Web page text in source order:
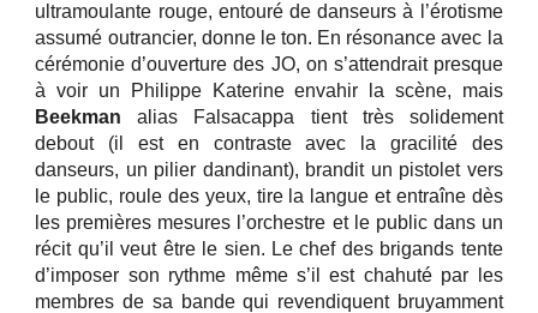
ultramoulante rouge, entouré de danseurs à l’érotisme
assumé outrancier, donne le ton. En résonance avec la
cérémonie d’ouverture des JO, on s’attendrait presque
à voir un Philippe Katerine envahir la scène, mais
Beekman alias Falsacappa tient très solidement
debout (il est en contraste avec la gracilité des
danseurs, un pilier dandinant), brandit un pistolet vers
le public, roule des yeux, tire la langue et entraîne dès
les premières mesures l’orchestre et le public dans un
récit qu’il veut être le sien. Le chef des brigands tente
d’imposer son rythme même s’il est chahuté par les
membres de sa bande qui revendiquent bruyamment